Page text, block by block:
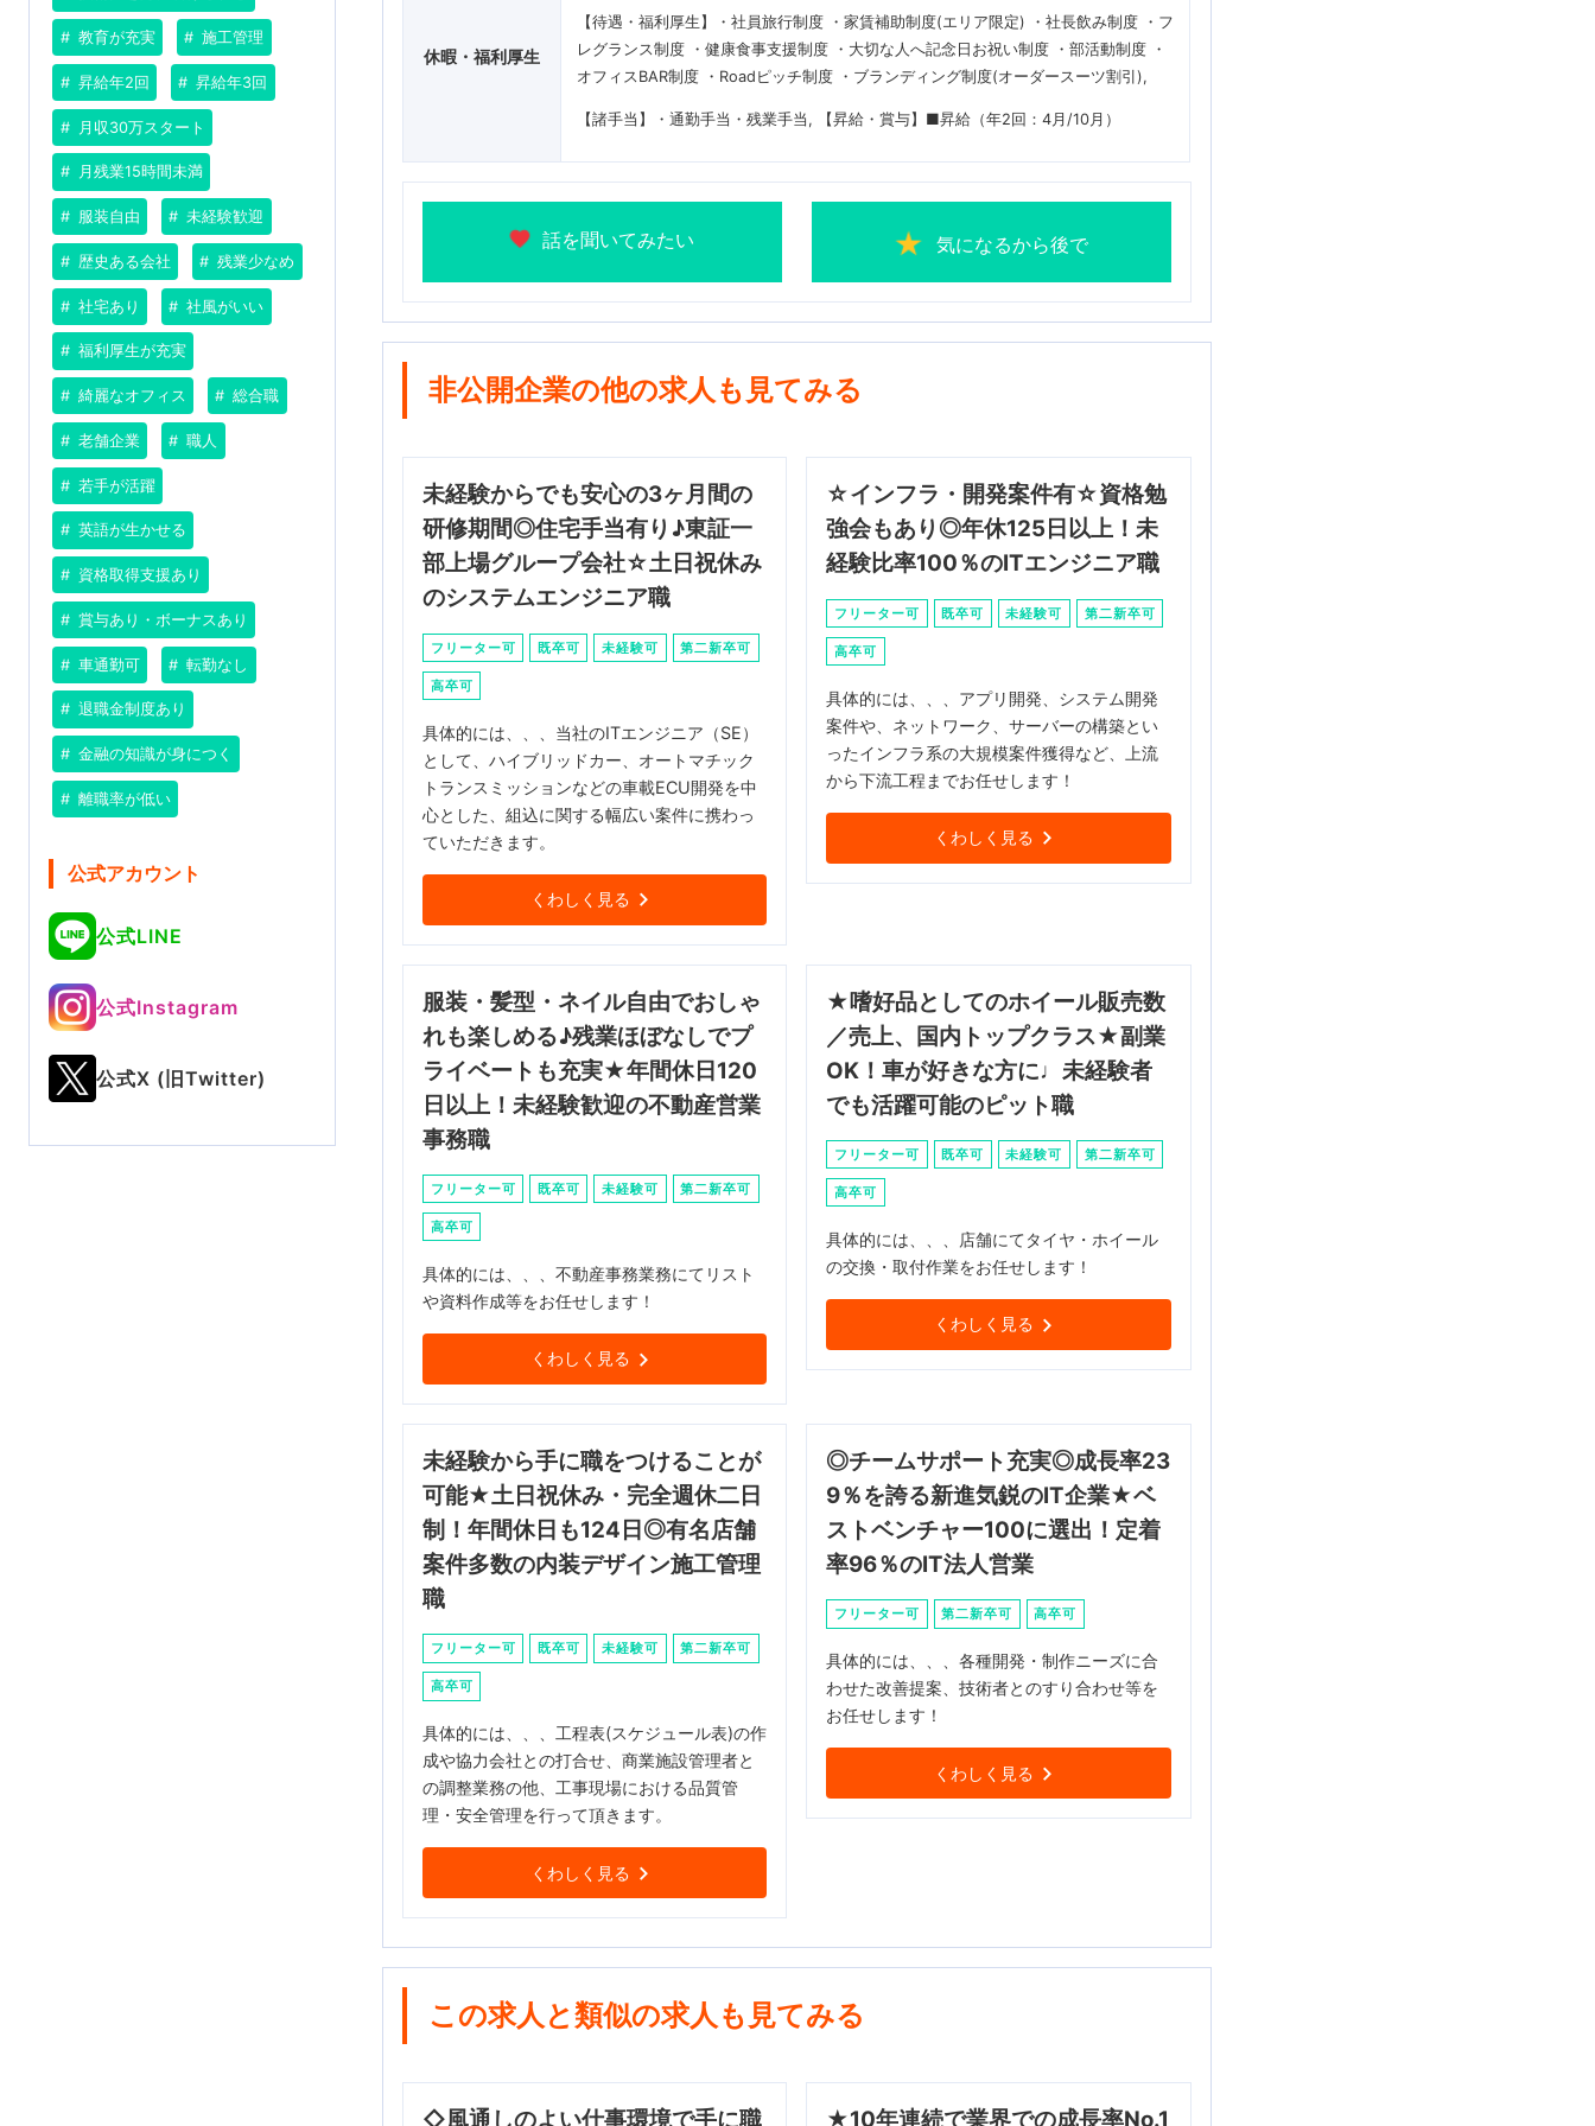
教育が充実 施工管理
昇給年2回 昇給年3回
月収30万スタート
月残業15時間未満
服装自由 未経験歓迎
歴史ある会社 残業少なめ
社宅あり 社風がいい
福利厚生が充実
綺麗なオフィス 総合職
老舗企業 職人
若手が活躍
英語が生かせる
資格取得支援あり
賞与あり・ボーナスあり
車通勤可 転勤なし
退職金制度あり
金融の知識が身につく
離職率が低い
公式アカウント
公式LINE
公式Instagram
公式X (旧Twitter)
休暇・福利厚生
【待遇・福利厚生】・社員旅行制度 ・家賃補助制度(エリア限定) ・社長飲み制度 ・フ
レグランス制度 ・健康食事支援制度 ・大切な人へ記念日お祝い制度 ・部活動制度 ・
オフィスBAR制度 ・Roadピッチ制度 ・ブランディング制度(オーダースーツ割引)
【諸手当】・通勤手当・残業手当 【昇給・賞与】■昇給（年2回：4月/10月）
話を聞いてみたい 気になるから後で
非公開企業の他の求人も見てみる
未経験からでも安心の3ヶ月間の
研修期間◎住宅手当有り♪東証一
部上場グループ会社☆土日祝休み
のシステムエンジニア職
フリーター可 既卒可 未経験可 第二新卒可
高卒可
具体的には、、、当社のITエンジニア（SE）
として、ハイブリッドカー、オートマチック
トランスミッションなどの車載ECU開発を中
心とした、組込に関する幅広い案件に携わっ
ていただきます。
くわしく見る
☆インフラ・開発案件有☆資格勉
強会もあり◎年休125日以上！未
経験比率100％のITエンジニア職
フリーター可 既卒可 未経験可 第二新卒可
高卒可
具体的には、、、アプリ開発、システム開発
案件や、ネットワーク、サーバーの構築とい
ったインフラ系の大規模案件獲得など、上流
から下流工程までお任せします！
くわしく見る
服装・髪型・ネイル自由でおしゃ
れも楽しめる♪残業ほぼなしでプ
ライベートも充実★年間休日120
日以上！未経験歓迎の不動産営業
事務職
フリーター可 既卒可 未経験可 第二新卒可
高卒可
具体的には、、、不動産事務業務にてリスト
や資料作成等をお任せします！
くわしく見る
★嗜好品としてのホイール販売数
／売上、国内トップクラス★副業
OK！車が好きな方に♩未経験者
でも活躍可能のピット職
フリーター可 既卒可 未経験可 第二新卒可
高卒可
具体的には、、、店舗にてタイヤ・ホイール
の交換・取付作業をお任せします！
くわしく見る
未経験から手に職をつけることが
可能★土日祝休み・完全週休二日
制！年間休日も124日◎有名店舗
案件多数の内装デザイン施工管理
職
フリーター可 既卒可 未経験可 第二新卒可
高卒可
具体的には、、、工程表(スケジュール表)の作
成や協力会社との打合せ、商業施設管理者と
の調整業務の他、工事現場における品質管
理・安全管理を行って頂きます。
くわしく見る
◎チームサポート充実◎成長率23
9％を誇る新進気鋭のIT企業★ベ
ストベンチャー100に選出！定着
率96％のIT法人営業
フリーター可 第二新卒可 高卒可
具体的には、、、各種開発・制作ニーズに合
わせた改善提案、技術者とのすり合わせ等を
お任せします！
くわしく見る
この求人と類似の求人も見てみる
◇風通しのよい仕事環境で手に職 ★10年連続で業界での成⻑率No.1